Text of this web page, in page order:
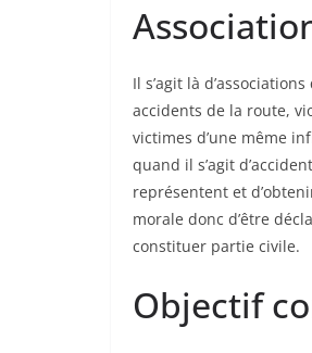
Il s’agit là
accidents de la route, violences faites
victimes d’une même
quand il s’agit d’accidents collectifs. Leur but est essentiellement de
représentent et
morale donc d’être
constituer partie civile.
Objectif